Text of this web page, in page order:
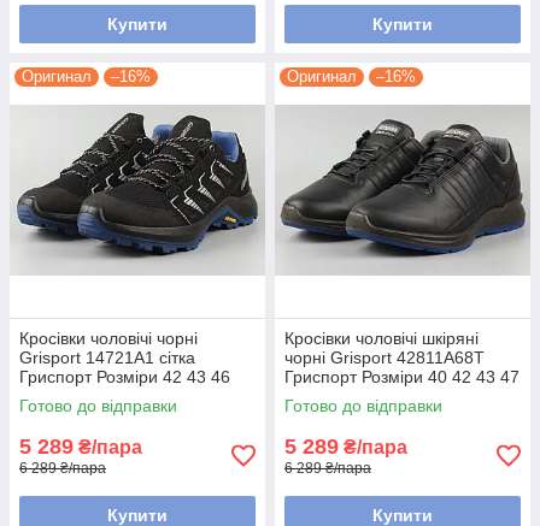
Grisport — це взуття, яке створено для активних людей,
що цінують якість у кожній деталі.
Купити Купити
Оригинал –16%
Кросівки чоловічі чорні
Grisport 14721A1 сітка
Гриспорт Розміри 42 43 46
Готово до відправки
5 289 ₴/пара
6 289 ₴/пара
Купити
Оригинал –16%
Кросівки чоловічі шкіряні
чорні Grisport 42811A68T
Гриспорт Розміри 40 42 43 47
Готово до відправки
5 289 ₴/пара
6 289 ₴/пара
Купити